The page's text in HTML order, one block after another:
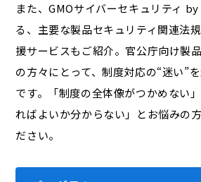
また、GMOサイバーセキュリティ
る、主要な製品セキュリティ関連法
援サービスもご紹介。官公庁向け製
の方々にとって、制度対応の“迷い”
です。「制度の全体像がつかめない
ればよいか分からない」とお悩みの
ださい。